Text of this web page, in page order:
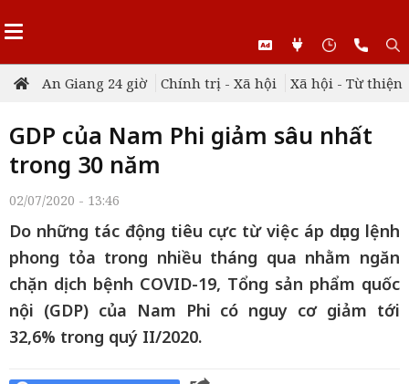
An Giang 24 giờ Chính trị - Xã hội Xã hội - Từ thiện
GDP của Nam Phi giảm sâu nhất
trong 30 năm
02/07/2020 - 13:46
Do những tác động tiêu cực từ việc áp dụng lệnh
phong tỏa trong nhiều tháng qua nhằm ngăn
chặn dịch bệnh COVID-19, Tổng sản phẩm quốc
nội (GDP) của Nam Phi có nguy cơ giảm tới
32,6% trong quý II/2020.